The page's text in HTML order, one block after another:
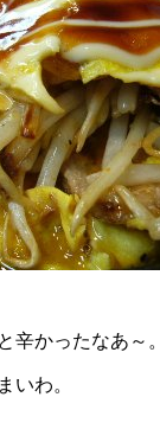
かったなあ～
いわ。